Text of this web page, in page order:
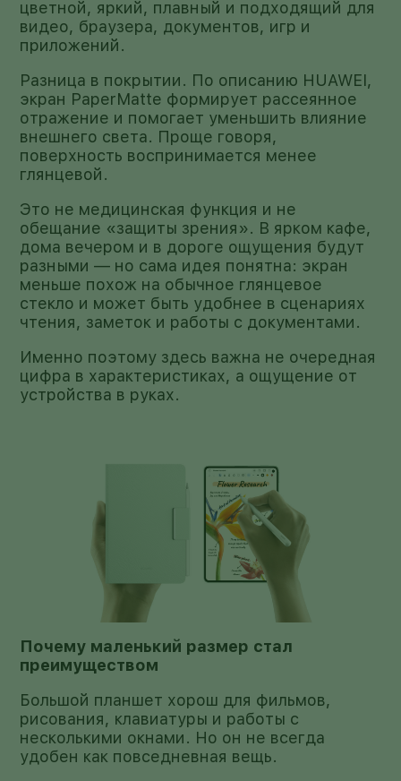
цветной, яркий, плавный и подходящий для
видео, браузера, документов, игр и
приложений.
Разница в покрытии. По описанию HUAWEI,
экран PaperMatte формирует рассеянное
отражение и помогает уменьшить влияние
внешнего света. Проще говоря,
поверхность воспринимается менее
глянцевой.
Это не медицинская функция и не
обещание «защиты зрения». В ярком кафе,
дома вечером и в дороге ощущения будут
разными — но сама идея понятна: экран
меньше похож на обычное глянцевое
стекло и может быть удобнее в сценариях
чтения, заметок и работы с документами.
Именно поэтому здесь важна не очередная
цифра в характеристиках, а ощущение от
устройства в руках.
Почему маленький размер стал
преимуществом
Большой планшет хорош для фильмов,
рисования, клавиатуры и работы с
несколькими окнами. Но он не всегда
удобен как повседневная вещь.